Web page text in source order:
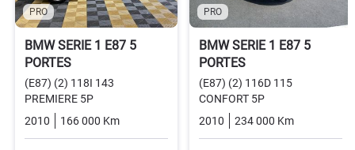
PRO
BMW SERIE 1 E87 5
PORTES
(E87) (2) 118I 143
PREMIERE 5P
2010
166 000 Km Essence
PRO
BMW SERIE 1 E87 5
PORTES
(E87) (2) 116D 115
CONFORT 5P
2010
234 000 Km